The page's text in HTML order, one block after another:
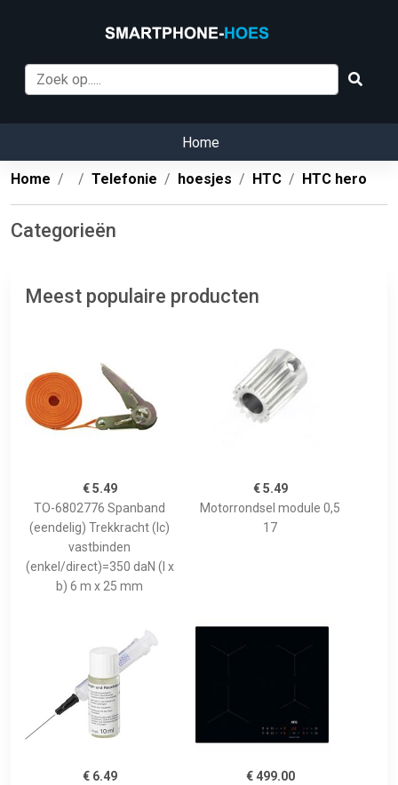
Home
Home Telefonie hoesjes HTC HTC hero
Categorieën
Meest populaire producten
€ 5.49
TO-6802776 Spanband
(eendelig) Trekkracht (lc)
vastbinden
(enkel/direct)=350 daN (l x
b) 6 m x 25 mm
€ 5.49
Motorrondsel module 0,5
17
€ 6.49
€ 499.00